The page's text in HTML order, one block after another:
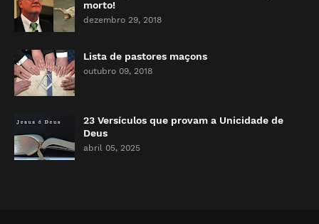
morto!
dezembro 29, 2018
Lista de pastores maçons
outubro 09, 2018
23 Versículos que provam a Unicidade de
Deus
abril 05, 2025